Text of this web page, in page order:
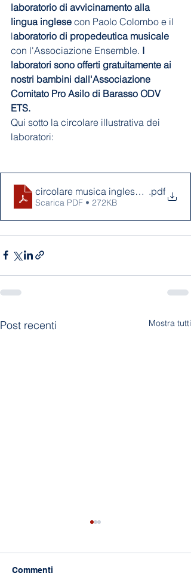
laboratorio di avvicinamento alla
lingua inglese con Paolo Colombo e il
laboratorio di propedeutica musicale
con l'Associazione Ensemble. I
laboratori sono offerti gratuitamente ai
nostri bambini dall'Associazione
Comitato Pro Asilo di Barasso ODV
ETS.
Qui sotto la circolare illustrativa dei
laboratori:
circolare musica inglese 2026
.pdf
Scarica PDF • 272KB
Post recenti Mostra tutti
Commenti